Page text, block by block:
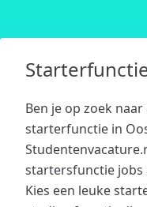
Ben je op zoek
starterfunctie in
startersfunctie jobs
Kies een leuke